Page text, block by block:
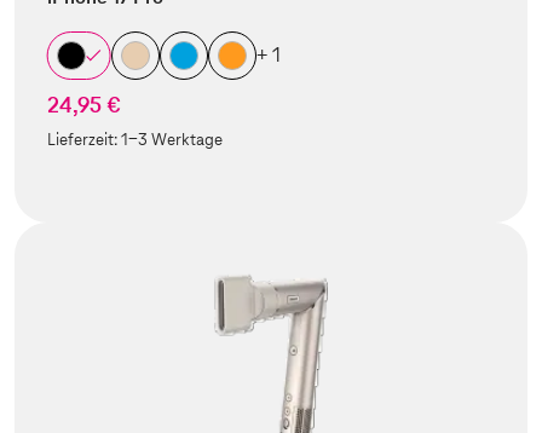
+ 1
24,95 €
Lieferzeit:1-3 Werktage